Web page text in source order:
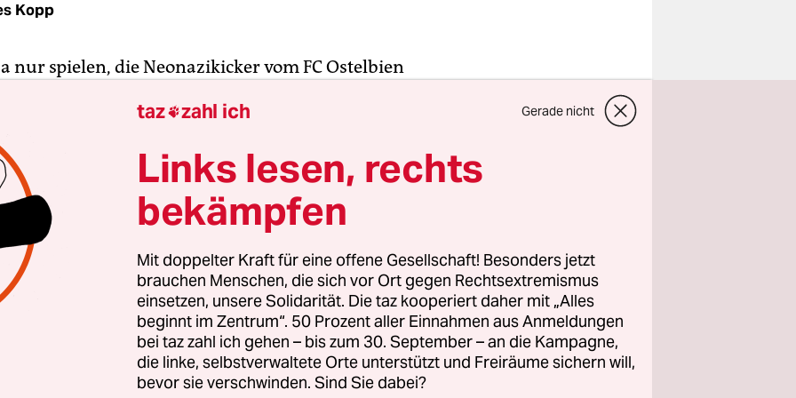
Kopp
nur spielen, die Neonazikicker vom FC Ostelbien
auf diese ängstliche Position zurückgezogen. Zwar
15 von 18 Spielern – wie jüngste Ermittlungen bezeugen –
als Rechtsextremisten eingestuft, aber
hat sich nach einem gescheiterten Verbotsantrag im Jahr
der Richter lammfromm gebeugt, ohne in Berufung zu
weitere juristische Anstrengungen zu unternehmen.
Handhabe hieß es in den Jahren danach, wenn man
auf die Neonazivereinigung in Fußballtrikots
würden sich an die Regeln halten. Der FSA beschränkt
auf das Fußballfeld. Über den eigenen Tellerrand blickt
taz zahl ich Gerade nicht
Links lesen, rechts
bekämpfen
Mit doppelter Kraft für eine offene Gesellschaft! Besonders jetzt
brauchen Menschen, die sich vor Ort gegen Rechtsextremismus
einsetzen, unsere Solidarität. Die taz kooperiert daher mit „Alles
beginnt im Zentrum“. 50 Prozent aller Einnahmen aus Anmeldungen
bei taz zahl ich gehen – bis zum 30. September – an die Kampagne,
die linke, selbstverwaltete Orte unterstützt und Freiräume sichern will,
bevor sie verschwinden. Sind Sie dabei?